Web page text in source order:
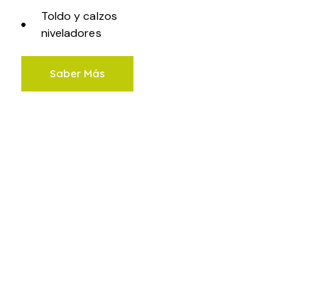
Toldo y calzos
niveladores
Saber Más